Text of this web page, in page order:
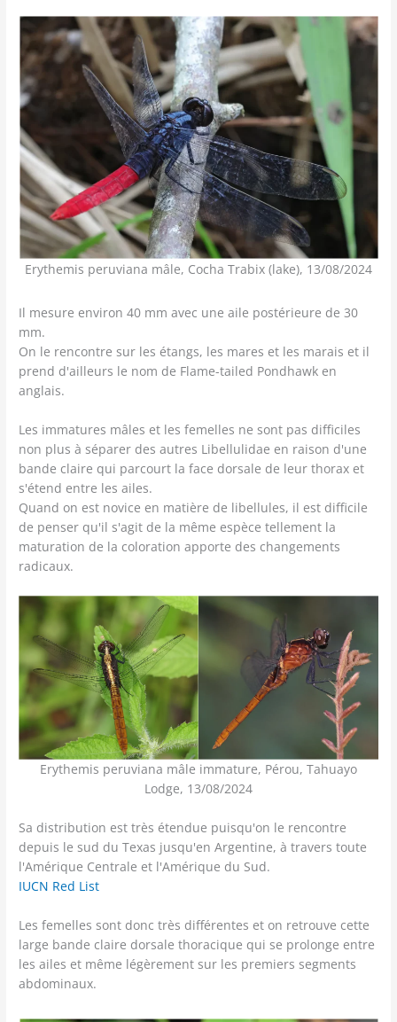
Erythemis peruviana mâle, Cocha Trabix (lake), 13/08/2024
Il mesure environ 40 mm avec une aile postérieure de 30
mm.
On le rencontre sur les étangs, les mares et les marais et il
prend d'ailleurs le nom de Flame-tailed Pondhawk en
anglais.
Les immatures mâles et les femelles ne sont pas difficiles
non plus à séparer des autres Libellulidae en raison d'une
bande claire qui parcourt la face dorsale de leur thorax et
s'étend entre les ailes.
Quand on est novice en matière de libellules, il est difficile
de penser qu'il s'agit de la même espèce tellement la
maturation de la coloration apporte des changements
radicaux.
Erythemis peruviana mâle immature, Pérou, Tahuayo
Lodge, 13/08/2024
Sa distribution est très étendue puisqu'on le rencontre
depuis le sud du Texas jusqu'en Argentine, à travers toute
l'Amérique Centrale et l'Amérique du Sud.
IUCN Red List
Les femelles sont donc très différentes et on retrouve cette
large bande claire dorsale thoracique qui se prolonge entre
les ailes et même légèrement sur les premiers segments
abdominaux.